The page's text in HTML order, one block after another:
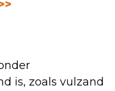
is, zoals vulzand